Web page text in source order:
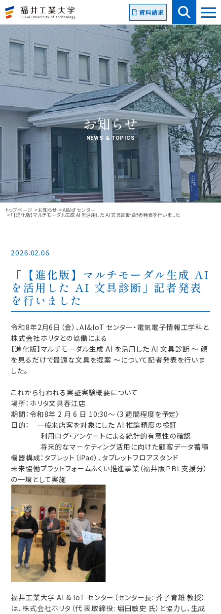
資料請求
お知らせ
NEWS & TOPICS
トップページ お知らせ AI&IoTセンター
「【進化版】マルチモーダル生成 AI を活用した AI 文具診断」記者発表を行いました
2026.02.06
「【進化版】マルチモーダル生成 AI
を活用した AI 文具診断」記者発表
を行いました
令和8年2月6日（金）、AI&IoT センター・電気電子情報工学科と
株式会社ホリタとの協働による
【進化版】マルチモーダル生成 AI を活用した AI 文具診断 ～ 顔
を見るだけで最適な文具を提案 ～について記者発表を行いま
した。
これから行われる実証実験概要について
場所：ホリタ文具春江店
期間：令和8年 2 月 6 日 10:30〜（3 週間程度を予定）
目的： 一般来店客を対象にした AI 推論精度の検証
利用ログ・アンケートによる統計的有意性の確認
将来的なマーケティング活用に向けた顧客データ蓄積
機器構成：タブレット（iPad）、タブレットフロアスタンド
未来協働プラットフォームふくい推進事業（福井版ＰＢＬ支援分）
の一環として実施
福井工業大学 AI & IoT センター（センター長: 芥子育雄 教授）
は、株式会社ホリタ（代 表取締役: 堀田敏史 氏）と協力し、生成